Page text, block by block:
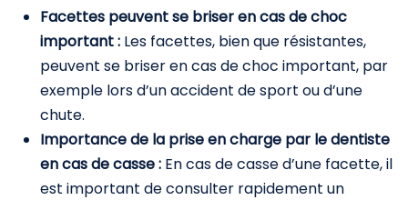
Facettes peuvent se briser en cas de choc
important : Les facettes, bien que résistantes,
peuvent se briser en cas de choc important, par
exemple lors d’un accident de sport ou d’une
chute.
Importance de la prise en charge par le dentiste
en cas de casse : En cas de casse d’une facette, il
est important de consulter rapidement un